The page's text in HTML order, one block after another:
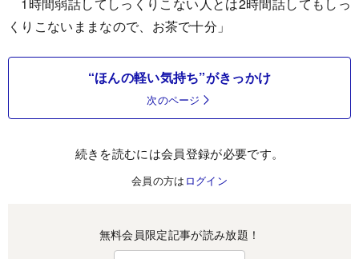
くりこないままなので、お茶で十分」
“ほんの軽い気持ち”がきっかけ
次のページ
続きを読むには会員登録が必要です。
会員の方は ログイン
無料会員限定記事が読み放題！